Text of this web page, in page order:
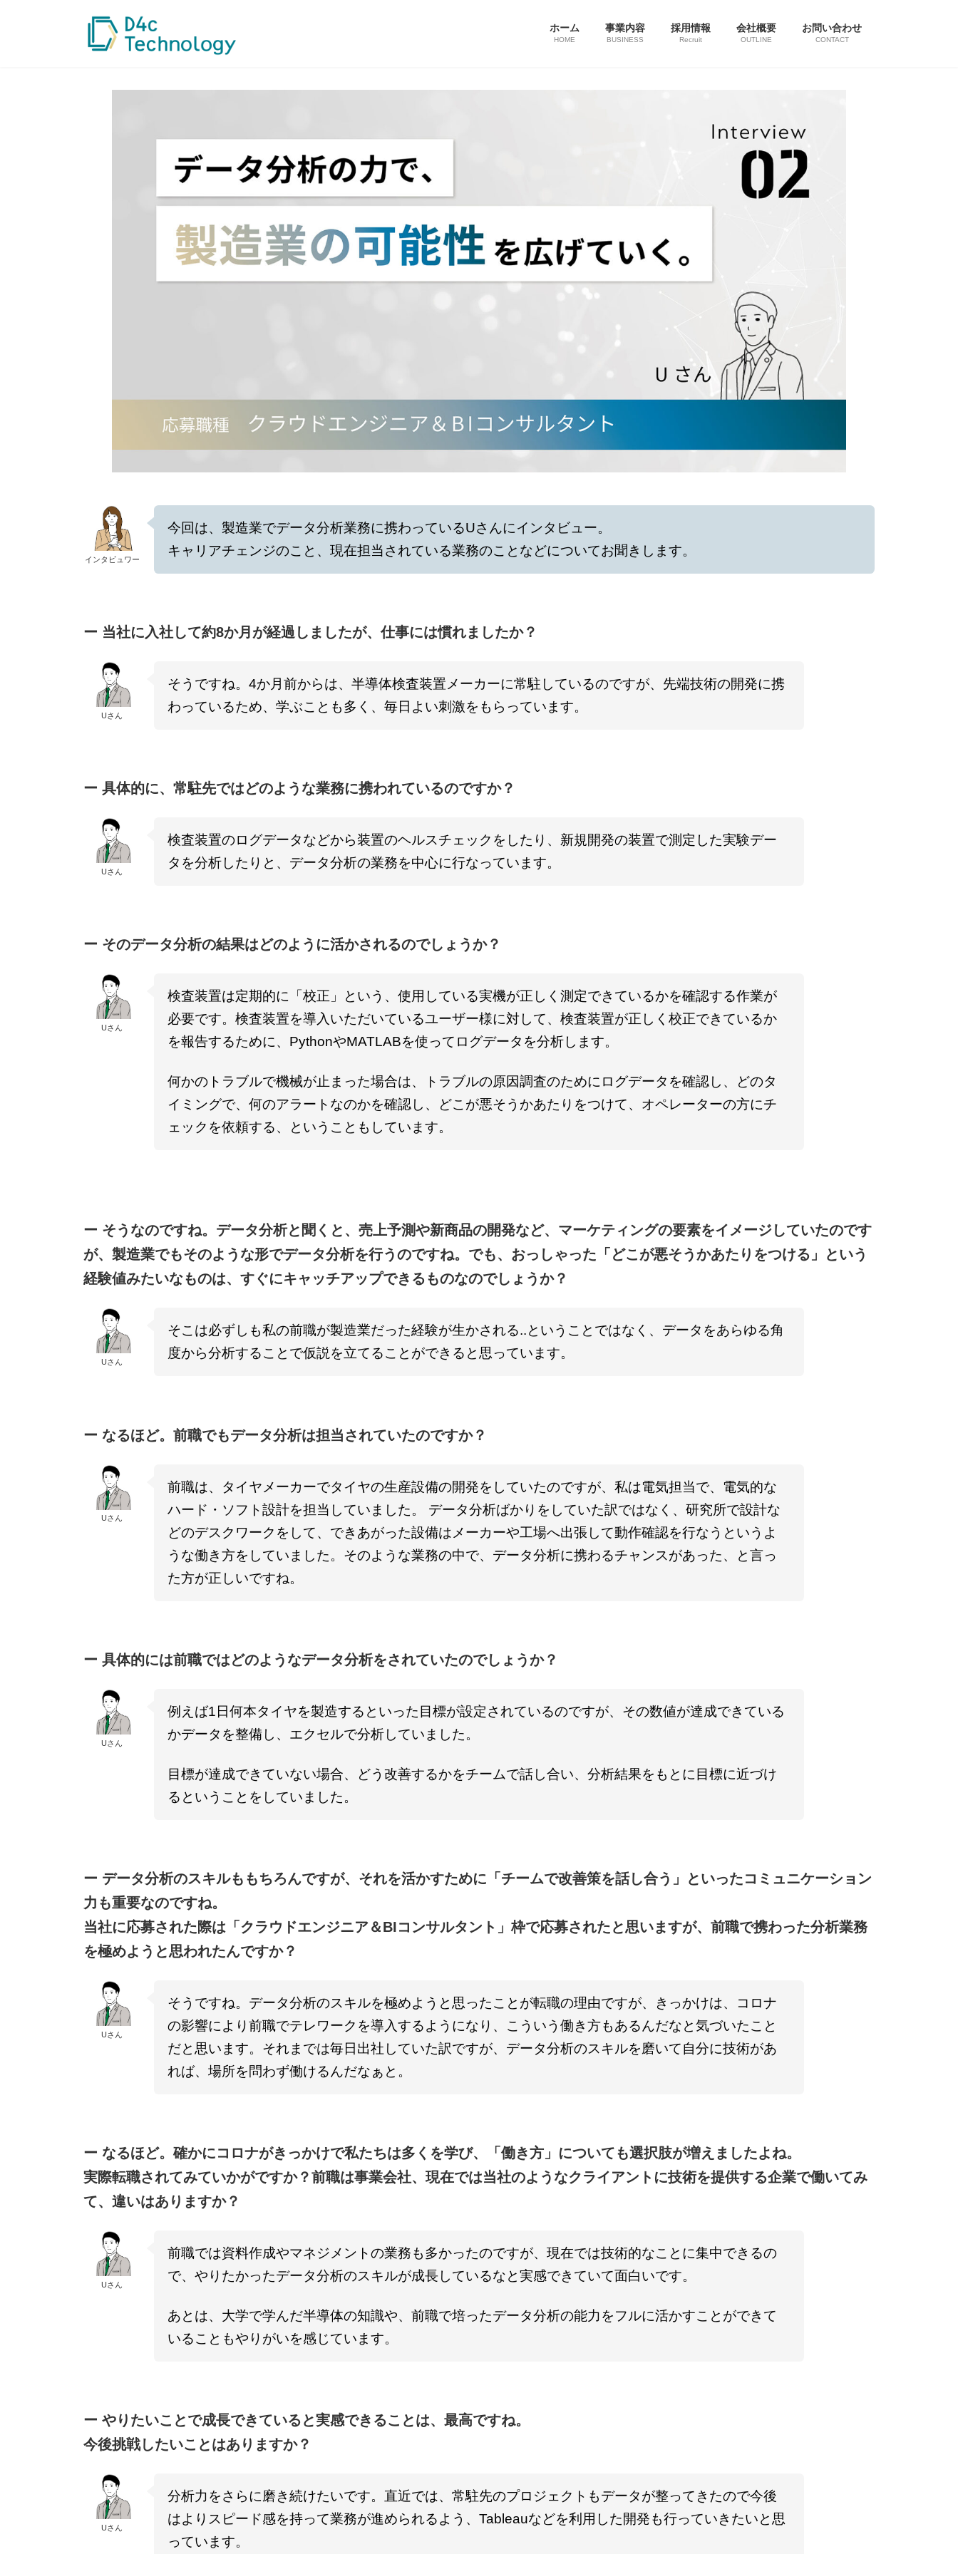
ホーム
HOME
事業内容
BUSINESS
採用情報
Recruit
会社概要
OUTLINE
お問い合わせ
CONTACT
インタビュワー
今回は、製造業でデータ分析業務に携わっているUさんにインタビュー。
キャリアチェンジのこと、現在担当されている業務のことなどについてお聞きします。
ー 当社に入社して約8か月が経過しましたが、仕事には慣れましたか？
Uさん
そうですね。4か月前からは、半導体検査装置メーカーに常駐しているのですが、先端技術の開発に携
わっているため、学ぶことも多く、毎日よい刺激をもらっています。
ー 具体的に、常駐先ではどのような業務に携われているのですか？
Uさん
検査装置のログデータなどから装置のヘルスチェックをしたり、新規開発の装置で測定した実験デー
タを分析したりと、データ分析の業務を中心に行なっています。
ー そのデータ分析の結果はどのように活かされるのでしょうか？
Uさん
検査装置は定期的に「校正」という、使用している実機が正しく測定できているかを確認する作業が
必要です。検査装置を導入いただいているユーザー様に対して、検査装置が正しく校正できているか
を報告するために、PythonやMATLABを使ってログデータを分析します。
何かのトラブルで機械が止まった場合は、トラブルの原因調査のためにログデータを確認し、どのタ
イミングで、何のアラートなのかを確認し、どこが悪そうかあたりをつけて、オペレーターの方にチ
ェックを依頼する、ということもしています。
ー そうなのですね。データ分析と聞くと、売上予測や新商品の開発など、マーケティングの要素をイメージしていたのです
が、製造業でもそのような形でデータ分析を行うのですね。 でも、おっしゃった「どこが悪そうかあたりをつける」という
経験値みたいなものは、すぐにキャッチアップできるものなのでしょうか？
Uさん
そこは必ずしも私の前職が製造業だった経験が生かされる..ということではなく、データをあらゆる角
度から分析することで仮説を立てることができると思っています。
ー なるほど。前職でもデータ分析は担当されていたのですか？
Uさん
前職は、タイヤメーカーでタイヤの生産設備の開発をしていたのですが、私は電気担当で、電気的な
ハード・ソフト設計を担当していました。 データ分析ばかりをしていた訳ではなく、研究所で設計な
どのデスクワークをして、できあがった設備はメーカーや工場へ出張して動作確認を行なうというよ
うな働き方をしていました。そのような業務の中で、データ分析に携わるチャンスがあった、と言っ
た方が正しいですね。
ー 具体的には前職ではどのようなデータ分析をされていたのでしょうか？
Uさん
例えば1日何本タイヤを製造するといった目標が設定されているのですが、その数値が達成できている
かデータを整備し、エクセルで分析していました。
目標が達成できていない場合、どう改善するかをチームで話し合い、分析結果をもとに目標に近づけ
るということをしていました。
ー データ分析のスキルももちろんですが、それを活かすために「チームで改善策を話し合う」といったコミュニケーション
力も重要なのですね。
当社に応募された際は「クラウドエンジニア＆BIコンサルタント」枠で応募されたと思いますが、前職で携わった分析業務
を極めようと思われたんですか？
Uさん
そうですね。データ分析のスキルを極めようと思ったことが転職の理由ですが、きっかけは、コロナ
の影響により前職でテレワークを導入するようになり、こういう働き方もあるんだなと気づいたこと
だと思います。それまでは毎日出社していた訳ですが、データ分析のスキルを磨いて自分に技術があ
れば、場所を問わず働けるんだなぁと。
ー なるほど。確かにコロナがきっかけで私たちは多くを学び、「働き方」についても選択肢が増えましたよね。
実際転職されてみていかがですか？前職は事業会社、現在では当社のようなクライアントに技術を提供する企業で働いてみ
て、違いはありますか？
Uさん
前職では資料作成やマネジメントの業務も多かったのですが、現在では技術的なことに集中できるの
で、やりたかったデータ分析のスキルが成長しているなと実感できていて面白いです。
あとは、大学で学んだ半導体の知識や、前職で培ったデータ分析の能力をフルに活かすことができて
いることもやりがいを感じています。
ー やりたいことで成長できていると実感できることは、最高ですね。
今後挑戦したいことはありますか？
Uさん
分析力をさらに磨き続けたいです。直近では、常駐先のプロジェクトもデータが整ってきたので今後
はよりスピード感を持って業務が進められるよう、Tableauなどを利用した開発も行っていきたいと思
っています。